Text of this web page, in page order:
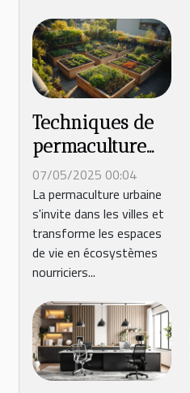
Techniques de
permaculture
urbaine pour
un jardin auto-
suffisant
07/05/2025 00:04
La permaculture urbaine
s'invite dans les villes et
transforme les espaces
de vie en écosystèmes
nourriciers...